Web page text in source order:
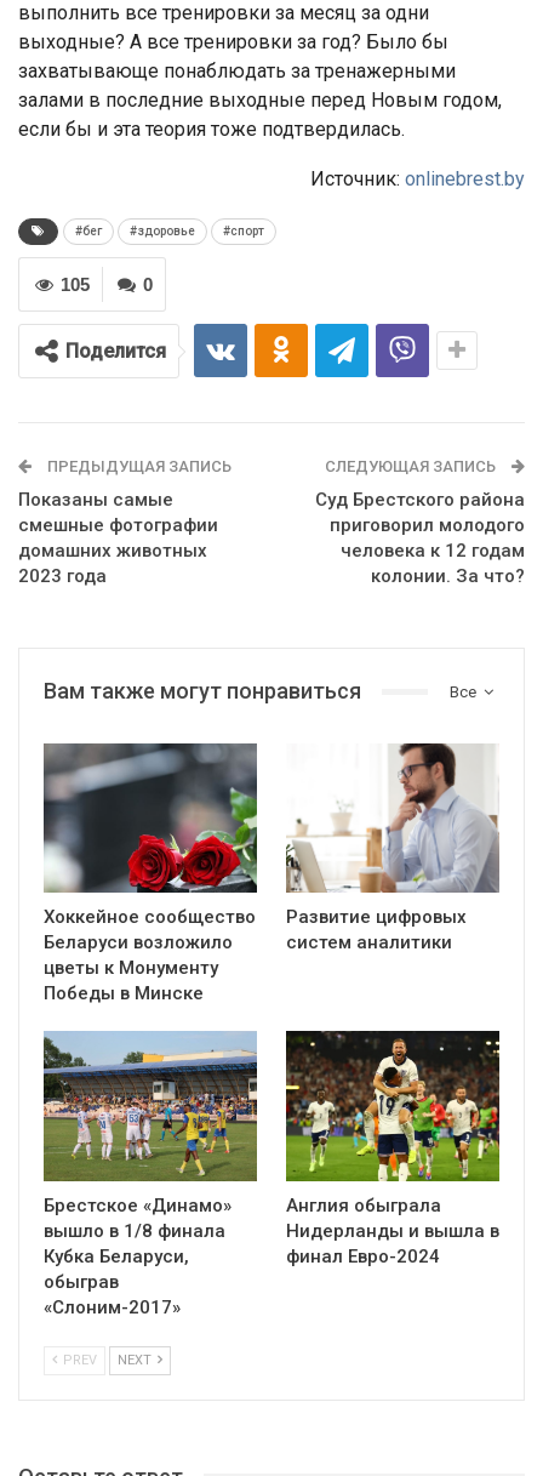
выполнить все тренировки за месяц за одни
выходные? А все тренировки за год? Было бы
захватывающе понаблюдать за тренажерными
залами в последние выходные перед Новым годом,
если бы и эта теория тоже подтвердилась.
Источник: onlinebrest.by
#бег #здоровье #спорт
0
105
Поделится
ПРЕДЫДУЩАЯ ЗАПИСЬ
Показаны самые
смешные фотографии
домашних животных
2023 года
СЛЕДУЮЩАЯ ЗАПИСЬ
Суд Брестского района
приговорил молодого
человека к 12 годам
колонии. За что?
Все
Вам также могут понравиться
Хоккейное сообщество
Беларуси возложило
цветы к Монументу
Победы в Минске
Развитие цифровых
систем аналитики
Брестское «Динамо»
вышло в 1/8 финала
Кубка Беларуси,
обыграв
«Слоним-2017»
Англия обыграла
Нидерланды и вышла в
финал Евро-2024
PREV NEXT